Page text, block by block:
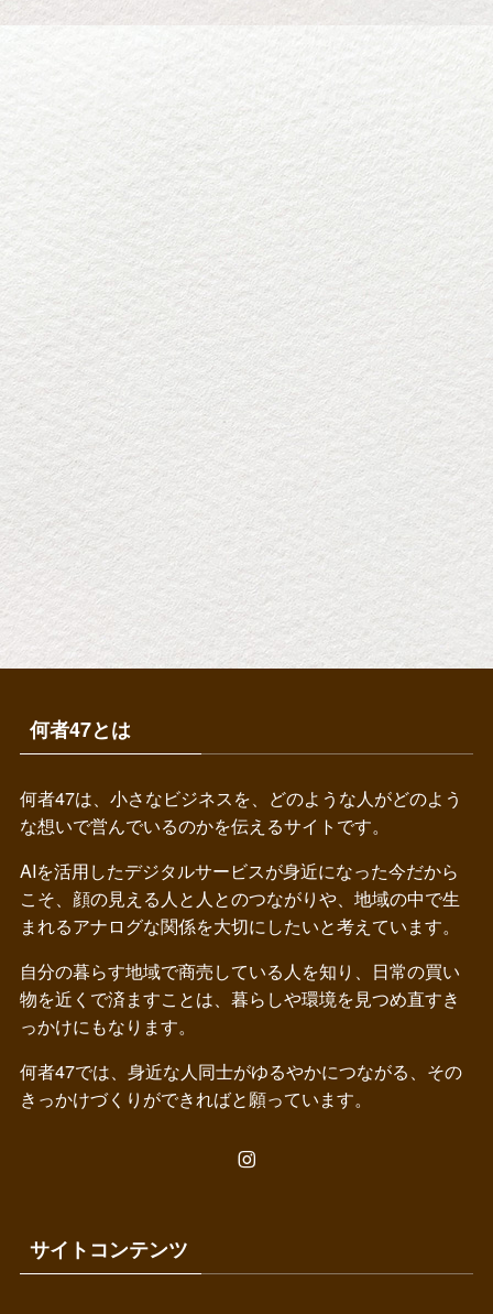
何者47とは
何者47は、小さなビジネスを、どのような人がどのよう
な想いで営んでいるのかを伝えるサイトです。
AIを活用したデジタルサービスが身近になった今だから
こそ、顔の見える人と人とのつながりや、地域の中で生
まれるアナログな関係を大切にしたいと考えています。
自分の暮らす地域で商売している人を知り、日常の買い
物を近くで済ますことは、暮らしや環境を見つめ直すき
っかけにもなります。
何者47では、身近な人同士がゆるやかにつながる、その
きっかけづくりができればと願っています。
サイトコンテンツ